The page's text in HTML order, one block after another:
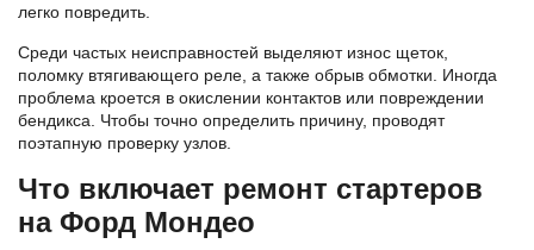
легко повредить.
Среди частых неисправностей выделяют износ щеток,
поломку втягивающего реле, а также обрыв обмотки. Иногда
проблема кроется в окислении контактов или повреждении
бендикса. Чтобы точно определить причину, проводят
поэтапную проверку узлов.
Что включает ремонт стартеров
на Форд Мондео